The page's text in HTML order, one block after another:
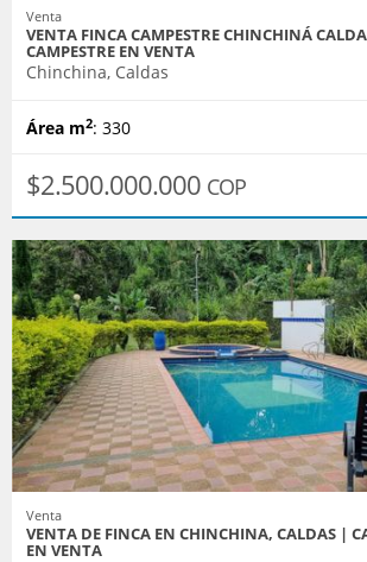
Venta
VENTA FINCA CAMPESTRE CHINCHINÁ
CAMPESTRE EN VENTA
Chinchina, Caldas
Área m2: 330
$2.500.000.000 COP
Venta
VENTA DE FINCA EN CHINCHINA, CALDAS |
EN VENTA